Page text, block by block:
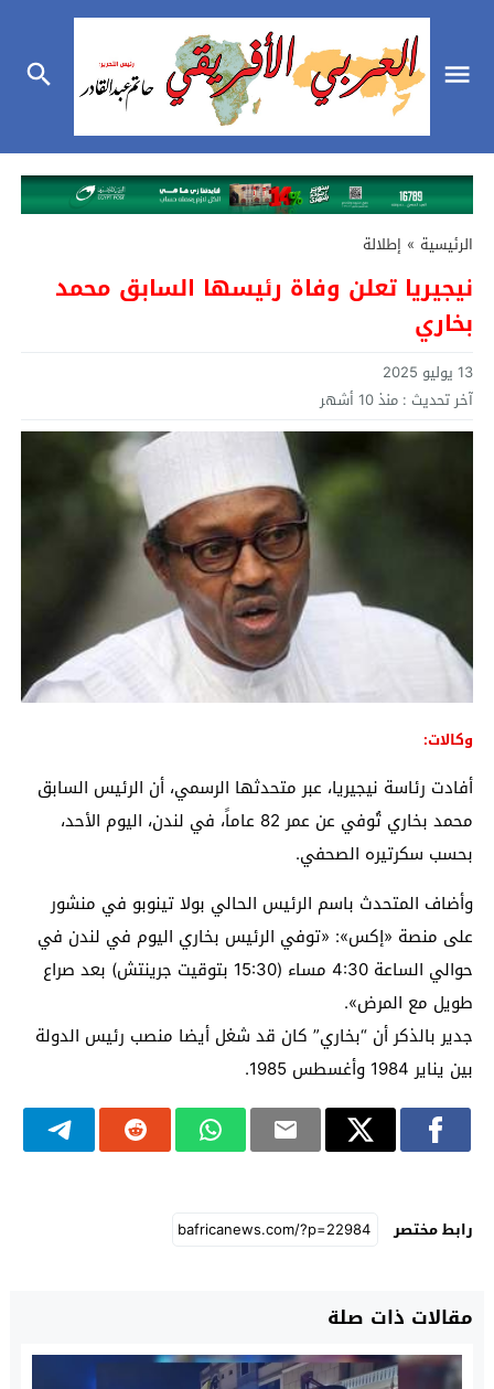
الرئيسية » إطلالة
نيجيريا تعلن وفاة رئيسها السابق محمد
بخاري
13 يوليو 2025
آخر تحديث : منذ 10 أشهر
وكالات:
أفادت رئاسة نيجيريا، عبر متحدثها الرسمي، أن الرئيس السابق
محمد بخاري تُوفي عن عمر 82 عاماً، في لندن، اليوم الأحد،
بحسب سكرتيره الصحفي.
وأضاف المتحدث باسم الرئيس الحالي بولا تينوبو في منشور
على منصة «إكس»: «توفي الرئيس بخاري اليوم في لندن في
حوالي الساعة 4:30 مساء (15:30 بتوقيت جرينتش) بعد صراع
طويل مع المرض».
جدير بالذكر أن “بخاري” كان قد شغل أيضا منصب رئيس الدولة
بين يناير 1984 وأغسطس 1985.
رابط مختصر
مقالات ذات صلة